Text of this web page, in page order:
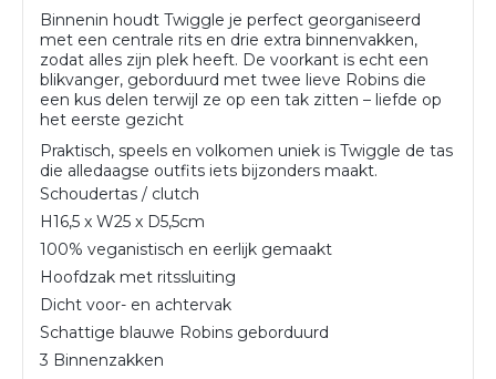
Binnenin houdt Twiggle je perfect georganiseerd
met een centrale rits en drie extra binnenvakken,
zodat alles zijn plek heeft. De voorkant is echt een
blikvanger, geborduurd met twee lieve Robins die
een kus delen terwijl ze op een tak zitten – liefde op
het eerste gezicht
Praktisch, speels en volkomen uniek is Twiggle de tas
die alledaagse outfits iets bijzonders maakt.
Schoudertas / clutch
H16,5 x W25 x D5,5cm
100% veganistisch en eerlijk gemaakt
Hoofdzak met ritssluiting
Dicht voor- en achtervak
Schattige blauwe Robins geborduurd
3 Binnenzakken